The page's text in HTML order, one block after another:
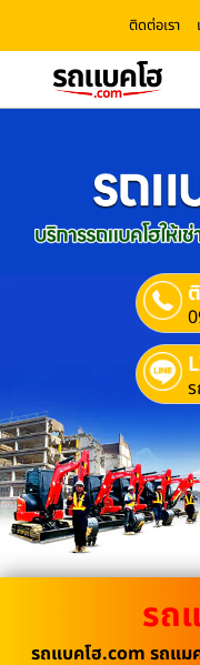
ติดต่อเรา
รถ
รถแบคโฮ.com รถแม